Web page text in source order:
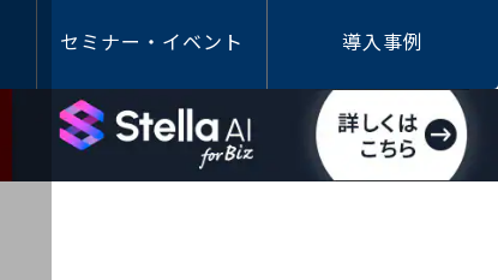
セミナー・イベント 導入事例